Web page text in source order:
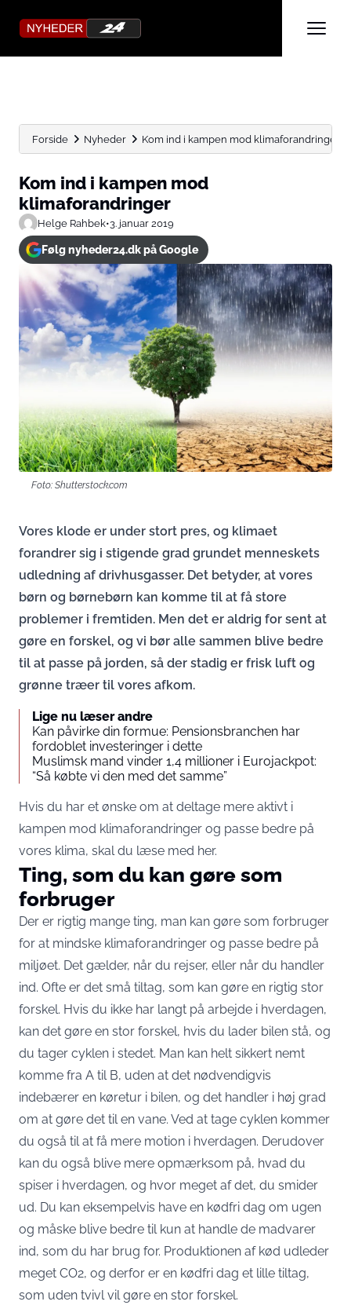
Forside Nyheder Kom ind i kampen mod klimaforandringer
Kom ind i kampen mod
klimaforandringer
Helge Rahbek•3. januar 2019
Følg nyheder24.dk på Google
Foto: Shutterstock.com
Vores klode er under stort pres, og klimaet
forandrer sig i stigende grad grundet menneskets
udledning af drivhusgasser. Det betyder, at vores
børn og børnebørn kan komme til at få store
problemer i fremtiden. Men det er aldrig for sent at
gøre en forskel, og vi bør alle sammen blive bedre
til at passe på jorden, så der stadig er frisk luft og
grønne træer til vores afkom.
Lige nu læser andre
Kan påvirke din formue: Pensionsbranchen har
fordoblet investeringer i dette
Muslimsk mand vinder 1,4 millioner i Eurojackpot:
“Så købte vi den med det samme”
Hvis du har et ønske om at deltage mere aktivt i
kampen mod klimaforandringer og passe bedre på
vores klima, skal du læse med her.
Ting, som du kan gøre som
forbruger
Der er rigtig mange ting, man kan gøre som forbruger
for at mindske klimaforandringer og passe bedre på
miljøet. Det gælder, når du rejser, eller når du handler
ind. Ofte er det små tiltag, som kan gøre en rigtig stor
forskel. Hvis du ikke har langt på arbejde i hverdagen,
kan det gøre en stor forskel, hvis du lader bilen stå, og
du tager cyklen i stedet. Man kan helt sikkert nemt
komme fra A til B, uden at det nødvendigvis
indebærer en køretur i bilen, og det handler i høj grad
om at gøre det til en vane. Ved at tage cyklen kommer
du også til at få mere motion i hverdagen. Derudover
kan du også blive mere opmærksom på, hvad du
spiser i hverdagen, og hvor meget af det, du smider
ud. Du kan eksempelvis have en kødfri dag om ugen
og måske blive bedre til kun at handle de madvarer
ind, som du har brug for. Produktionen af kød udleder
meget CO2, og derfor er en kødfri dag et lille tiltag,
som uden tvivl vil gøre en stor forskel.